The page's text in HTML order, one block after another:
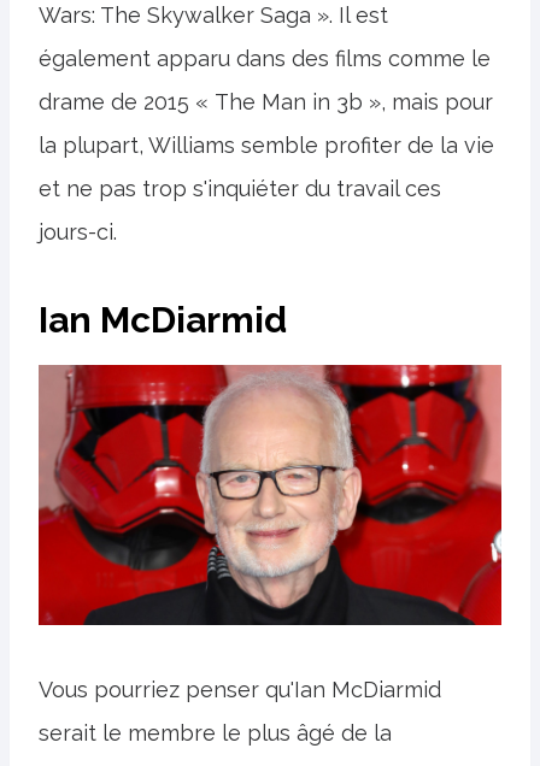
Wars: The Skywalker Saga ». Il est
également apparu dans des films comme le
drame de 2015 « The Man in 3b », mais pour
la plupart, Williams semble profiter de la vie
et ne pas trop s'inquiéter du travail ces
jours-ci.
Ian McDiarmid
Vous pourriez penser qu'Ian McDiarmid
serait le membre le plus âgé de la